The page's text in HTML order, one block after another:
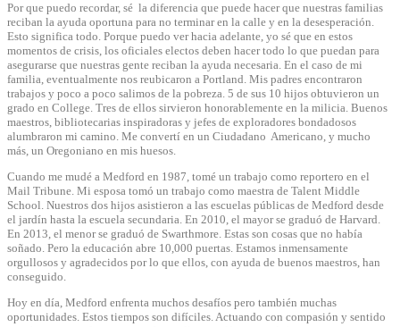
Por que puedo recordar, sé la diferencia que puede hacer que nuestras familias
reciban la ayuda oportuna para no terminar en la calle y en la desesperación.
Esto significa todo. Porque puedo ver hacia adelante, yo sé que en estos
momentos de crisis, los oficiales electos deben hacer todo lo que puedan para
asegurarse que nuestras gente reciban la ayuda necesaria. En el caso de mi
familia, eventualmente nos reubicaron a Portland. Mis padres encontraron
trabajos y poco a poco salimos de la pobreza. 5 de sus 10 hijos obtuvieron un
grado en College. Tres de ellos sirvieron honorablemente en la milicia. Buenos
maestros, bibliotecarias inspiradoras y jefes de exploradores bondadosos
alumbraron mi camino. Me convertí en un Ciudadano Americano, y mucho
más, un Oregoniano en mis huesos.
Cuando me mudé a Medford en 1987, tomé un trabajo como reportero en el
Mail Tribune. Mi esposa tomó un trabajo como maestra de Talent Middle
School. Nuestros dos hijos asistieron a las escuelas públicas de Medford desde
el jardín hasta la escuela secundaria. En 2010, el mayor se graduó de Harvard.
En 2013, el menor se graduó de Swarthmore. Estas son cosas que no había
soñado. Pero la educación abre 10,000 puertas. Estamos inmensamente
orgullosos y agradecidos por lo que ellos, con ayuda de buenos maestros, han
conseguido.
Hoy en día, Medford enfrenta muchos desafíos pero también muchas
oportunidades. Estos tiempos son difíciles. Actuando con compasión y sentido